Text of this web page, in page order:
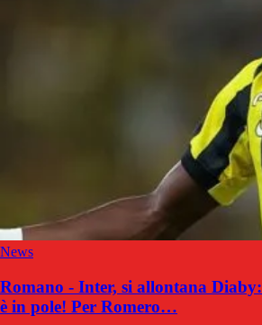
News
Romano - Inter, si allontana
è in pole! Per Romero…